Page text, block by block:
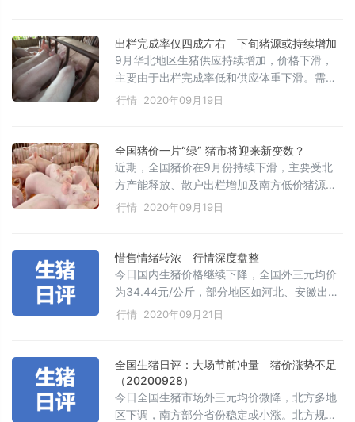
能加速释放后，猪价预计进入正式的下滑周
期。政策建议包括扶持生猪生产、强化防疫、
加强市场监控和进口管理等。
出栏完成率仅四成左右 下旬猪源或持续增加
9月华北地区生猪供应持续增加，价格下滑，
主要由于出栏完成率低和供应体重下滑。需求
面节日备货提供一定支撑，但整体需求疲软。
殖单位将准备迎接12月旺季。
行情 2020年09月19日
全国猪价一片“绿” 猪市将迎来新变数？
近期，全国猪价在9月份持续下滑，主要受北
方产能释放、散户出栏增加及南方低价猪源影
响。需求方面，开学季对猪肉需求增益有限，
小，节后或继续下滑，11-12月腌腊期猪价或有
短暂上涨，整体价格难现高价。
行情 2020年09月19日
惜售情绪转浓 行情深度盘整
今日国内生猪价格继续下降，全国外三元均价
为34.44元/公斤，部分地区如河北、安徽出现
下跌。养殖端出栏活跃，市场猪源充足，北方
后市需关注养殖户惜售情绪与集团猪场出栏动
态。
行情 2020年09月21日
全国生猪日评：大场节前冲量 猪价涨势不足
（20200928）
今日全国生猪市场外三元均价微降，北方多地
区下调，南方部分省份稳定或小涨。北方规模